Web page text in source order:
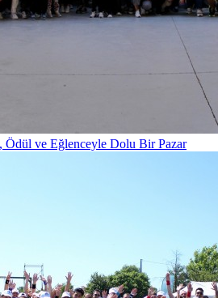
Ödül ve Eğlenceyle Dolu Bir Pazar